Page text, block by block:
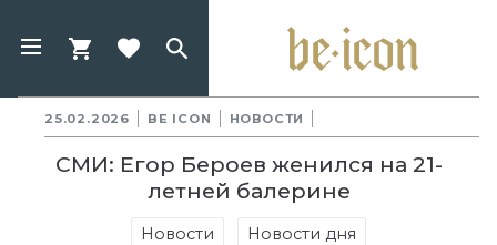
25.02.2026 BE ICON НОВОСТИ
СМИ: Егор Бероев женился на 21-
летней балерине
Новости Новости дня